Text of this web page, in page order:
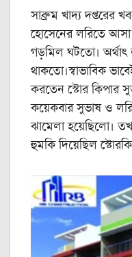
সাব্রুম খাদ্য দপ্তরের
হোসেনের লরিতে আসা
গড়মিল ঘটতো। অর্থাৎ
থাকতো।স্বাভাবিক
করতেন স্টোর কিপার
কয়েকবার সুভাষ ও
ঝামেলা হয়েছিলো।
হুমকি দিয়েছিল